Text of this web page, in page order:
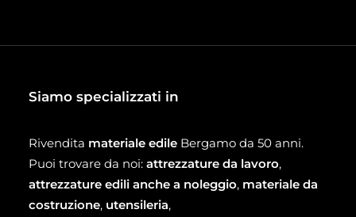
Siamo specializzati in
Rivendita materiale edile Bergamo da 50 anni.
Puoi trovare da noi: attrezzature da lavoro,
attrezzature edili anche a noleggio, materiale da
costruzione, utensileria,